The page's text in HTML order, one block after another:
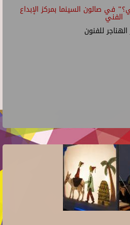
في صالون السينما بمركز الإبداع
الفني
للفنون